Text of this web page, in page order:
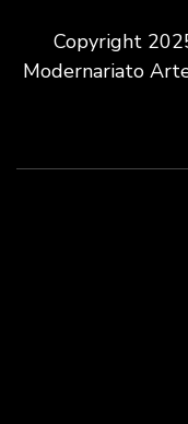
Copyright
Modernariato